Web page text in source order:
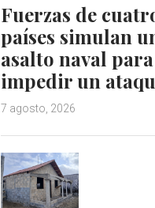
Fuerzas de
países simulan
asalto naval para
impedir un
7 agosto, 2026